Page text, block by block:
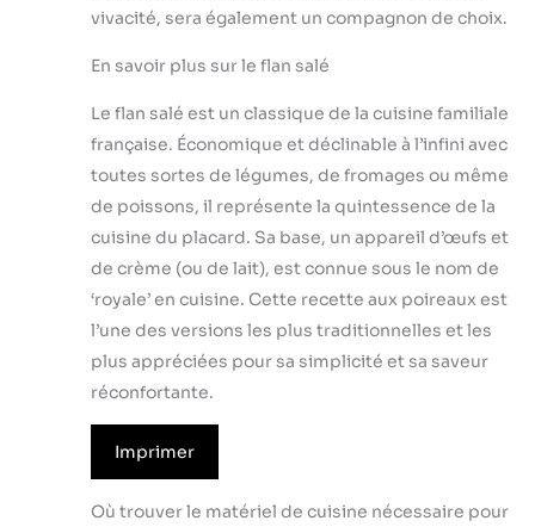
vivacité, sera également un compagnon de choix.
En savoir plus sur le flan salé
Le flan salé est un classique de la cuisine familiale
française. Économique et déclinable à l’infini avec
toutes sortes de légumes, de fromages ou même
de poissons, il représente la quintessence de la
cuisine du placard. Sa base, un appareil d’œufs et
de crème (ou de lait), est connue sous le nom de
‘royale’ en cuisine. Cette recette aux poireaux est
l’une des versions les plus traditionnelles et les
plus appréciées pour sa simplicité et sa saveur
réconfortante.
Imprimer
Où trouver le matériel de cuisine nécessaire pour